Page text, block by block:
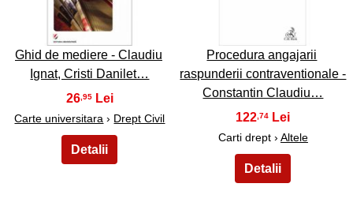
Ghid de mediere - Claudiu
Ignat, Cristi Danilet…
26,95
Carte universitara › Drept Civil
Procedura angajarii
raspunderii contraventionale -
Constantin Claudiu…
122 ,74
Carti drept › Altele